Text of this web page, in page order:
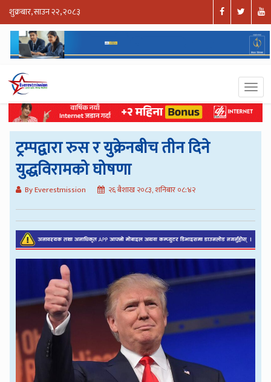
शुक्रबार, साउन २२, २०८३
ट्रम्पद्वारा रुस र युक्रेनबीच तीन दिने
युद्धविरामको घोषणा
By Everestmission २६ बैशाख २०८३, शनिबार ०८:४२